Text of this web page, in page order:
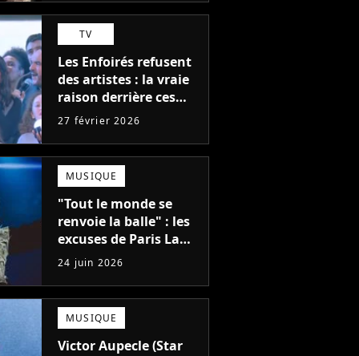
TV
Les Enfoirés refusent
des artistes : la vraie
raison derrière ces
recalés du casting
27 février 2026
MUSIQUE
"Tout le monde se
renvoie la balle" : les
excuses de Paris La
Défense Arena après
le concert interrompu
d'Iron Maiden ne
passent pas
24 juin 2026
MUSIQUE
Victor Aupecle (Star